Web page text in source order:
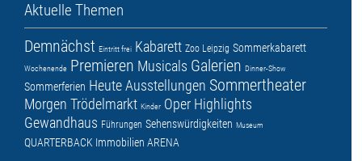
Aktuelle Themen
Demnächst Eintritt frei Kabarett Zoo Leipzig Sommerkabarett
Wochenende Premieren Musicals Galerien Dinner-Show
Sommerferien HeuteAusstellungen Sommertheater
Morgen Trödelmarkt Kinder Oper Highlights
Gewandhaus Führungen Sehenswürdigkeiten Museum
QUARTERBACK Immobilien ARENA